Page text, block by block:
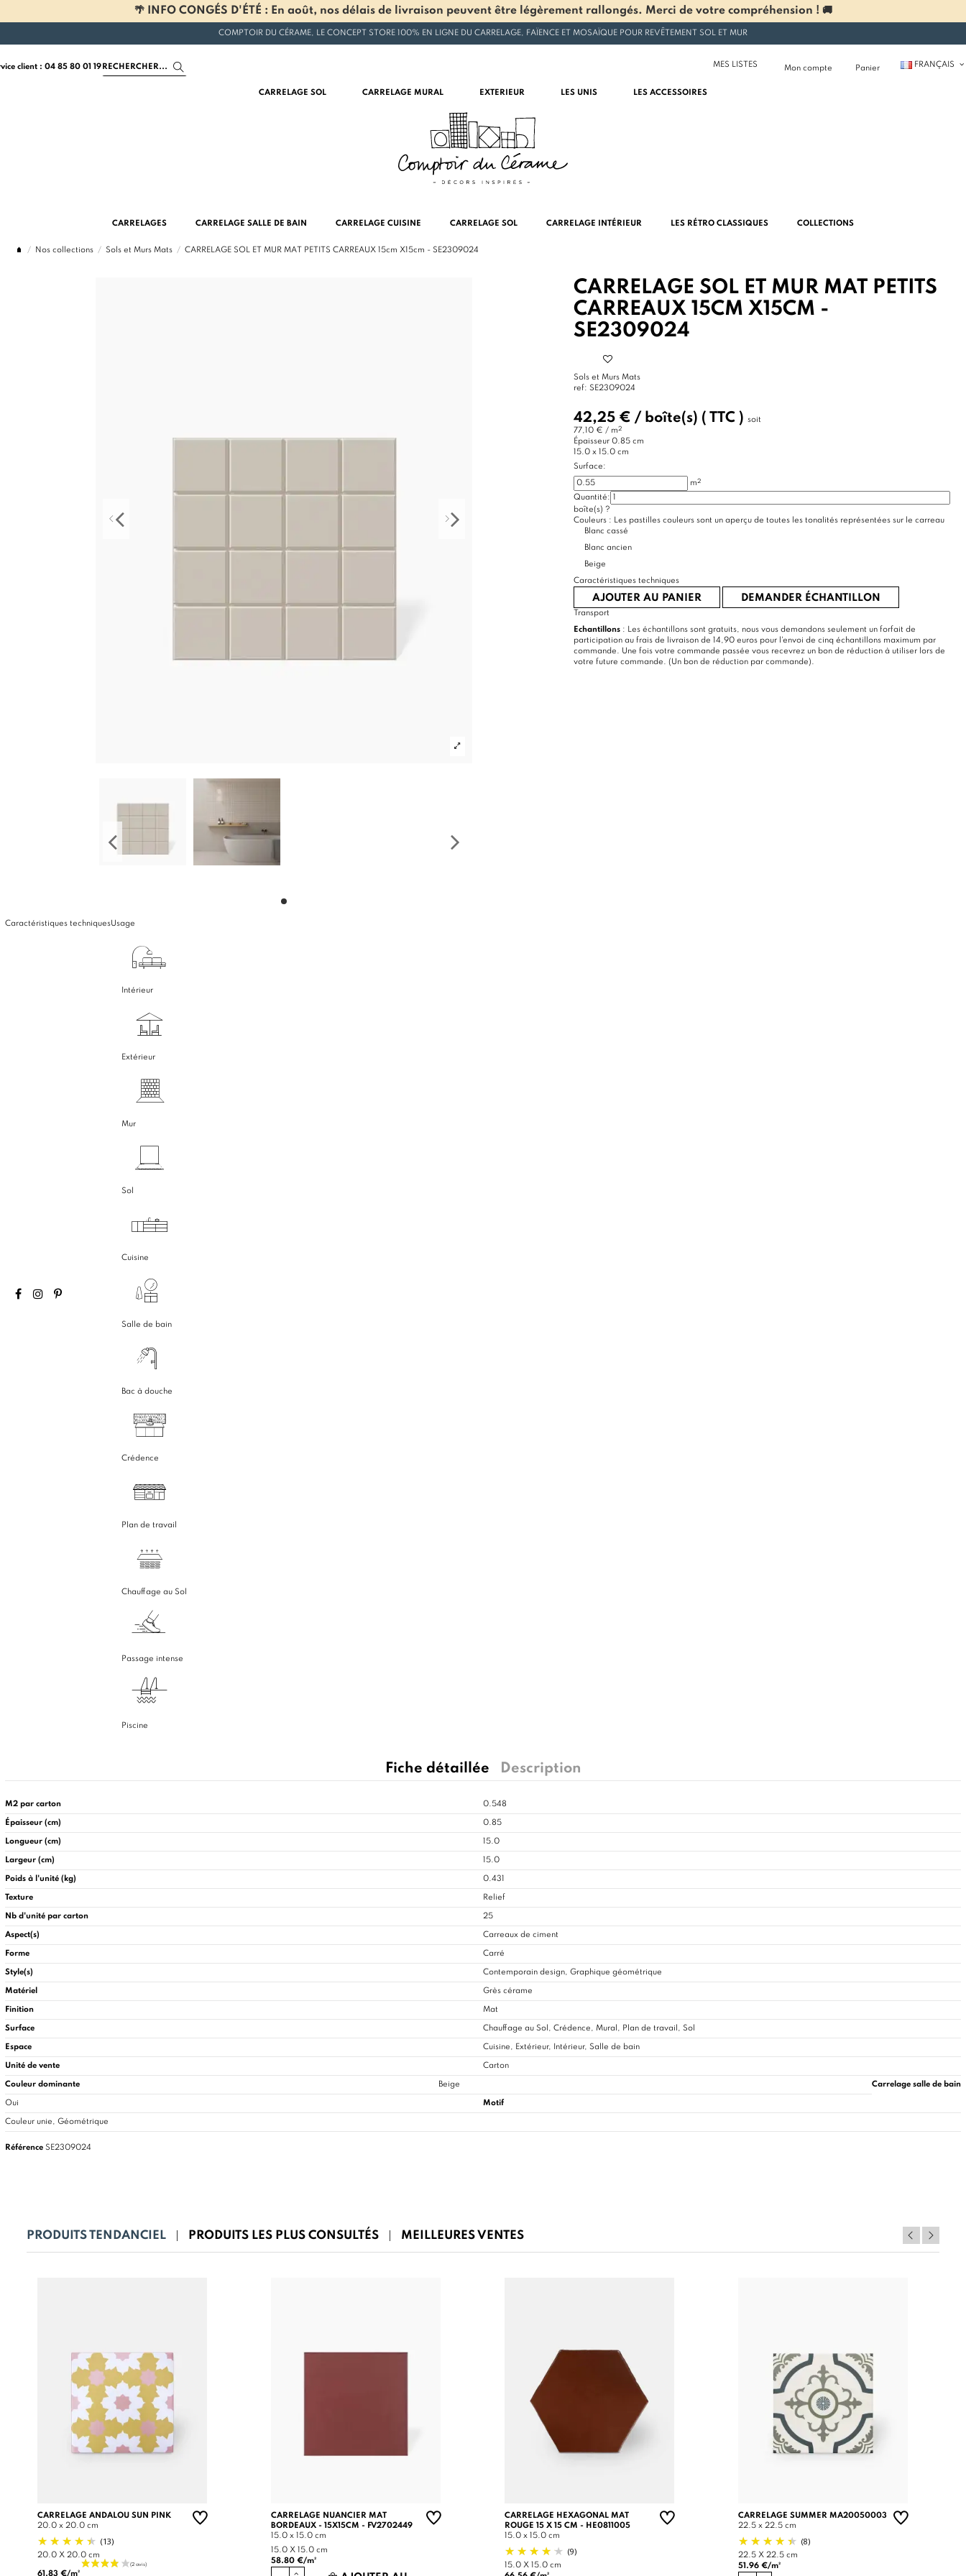
🌴 INFO CONGÉS D'ÉTÉ : En août, nos délais de livraison peuvent être légèrement rallongés. Merci de votre compréhension ! 🚚
COMPTOIR DU CÉRAME, LE CONCEPT STORE 100% EN LIGNE DU CARRELAGE, FAÏENCE ET MOSAÏQUE POUR REVÊTEMENT SOL ET MUR
client : 04 85 80 01 19 MES LISTES Mon compte Panier FRANÇAIS
CARRELAGE SOL CARRELAGE MURAL EXTERIEUR LES UNIS LES ACCESSOIRES
CARRELAGES CARRELAGE SALLE DE BAIN CARRELAGE CUISINE CARRELAGE SOL CARRELAGE INTÉRIEUR LES RÉTRO CLASSIQUES COLLECTIONS
Nos collections Sols et Murs Mats CARRELAGE SOL ET MUR MAT PETITS CARREAUX 15cm X15cm - SE2309024
CARRELAGE SOL ET MUR MAT PETITS
CARREAUX 15CM X15CM -
SE2309024
Sols et Murs Mats
ref: SE2309024
42,25 € / boîte(s) ( TTC ) soit
77,10 € / m2
Épaisseur 0.85 cm
15.0 x 15.0 cm
Surface:
m2
Quantité:
boîte(s) ?
Couleurs : Les pastilles couleurs sont un aperçu de toutes les tonalités représentées sur le carreau
Blanc cassé
Blanc ancien
Beige
Caractéristiques techniques
AJOUTER AU PANIER DEMANDER ÉCHANTILLON
Transport
Echantillons: Les échantillons sont gratuits, nous vous demandons seulement un forfait de
participation au frais de livraison de 14,90 euros pour l'envoi de cinq échantillons maximum par
commande. Une fois votre commande passée vous recevrez un bon de réduction à utiliser lors de
votre future commande. (Un bon de réduction par commande).
Caractéristiques techniquesUsage
Intérieur
Extérieur
Mur
Sol
Cuisine
Salle de bain
Bac à douche
Crédence
Plan de travail
Chauffage au Sol
Passage intense
Piscine
Fiche détaillée Description
M2 par carton 0.548
Épaisseur (cm) 0.85
Longueur (cm) 15.0
Largeur (cm) 15.0
Poids à l'unité (kg) 0.431
Texture Relief
Nb d'unité par carton 25
Aspect(s) Carreaux de ciment
Forme Carré
Style(s) Contemporain design, Graphique géométrique
Matériel Grès cérame
Finition Mat
Surface Chauffage au Sol, Crédence, Mural, Plan de travail, Sol
Espace Cuisine, Extérieur, Intérieur, Salle de bain
Unité de vente Carton
Couleur dominante Beige Carrelage salle de bain
Oui Motif
Couleur unie, Géométrique
Référence SE2309024
PRODUITS TENDANCIEL PRODUITS LES PLUS CONSULTÉS MEILLEURES VENTES
CARRELAGE ANDALOU SUN PINK
20.0 x 20.0 cm
(13)
20.0 X 20.0 cm
61.83 €/m²
CARRELAGE NUANCIER MAT
BORDEAUX - 15X15CM - FV2702449
15.0 x 15.0 cm
15.0 X 15.0 cm
58.80 €/m²
CARRELAGE HEXAGONAL MAT
ROUGE 15 X 15 CM - HE0811005
15.0 x 15.0 cm
(9)
15.0 X 15.0 cm
CARRELAGE SUMMER MA20050003
22.5 x 22.5 cm
(8)
22.5 X 22.5 cm
51.96 €/m²